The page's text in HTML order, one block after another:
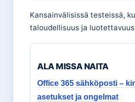
Kansainvälisissä testeissä,
taloudellisuus ja
ALA MISSA NAITA
Office 365 sähköposti –
asetukset ja ongelmat